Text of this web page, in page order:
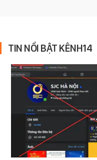
TIN NỔI BẬT KÊNH14